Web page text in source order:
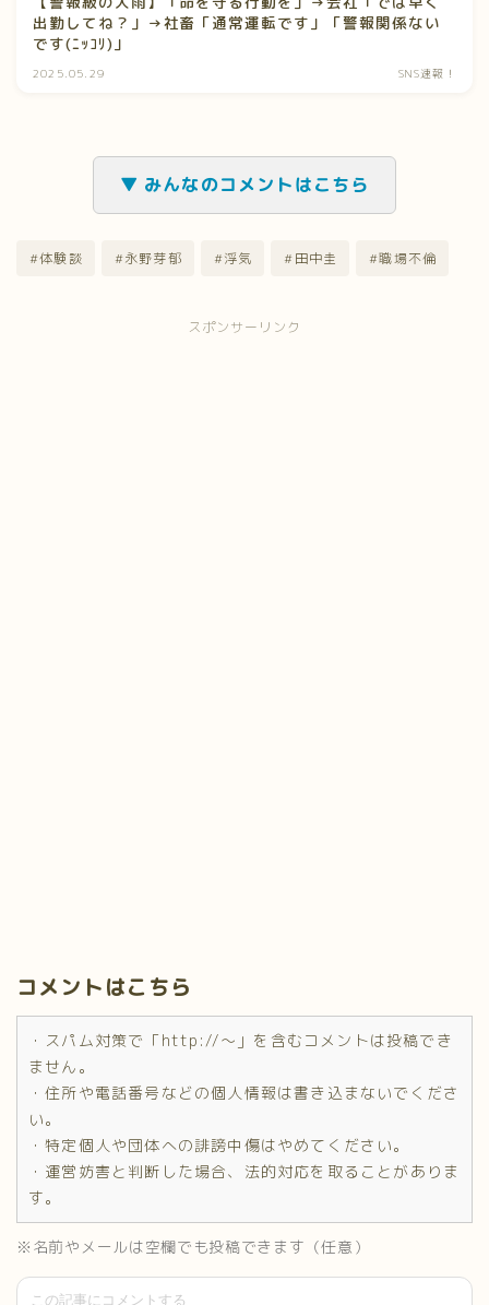
出勤してね？」→社畜「通常運転です」「警報関係ない
です(ﾆｯｺﾘ)」
2025.05.29 SNS速報！
▼ みんなのコメントはこちら
#体験談 #永野芽郁 #浮気 #田中圭 #職場不倫
スポンサーリンク
コメントはこちら
・スパム対策で「http://～」を含むコメントは投稿でき
ません。
・住所や電話番号などの個人情報は書き込まないでくださ
い。
・特定個人や団体への誹謗中傷はやめてください。
・運営妨害と判断した場合、法的対応を取ることがありま
す。
※名前やメールは空欄でも投稿できます（任意）